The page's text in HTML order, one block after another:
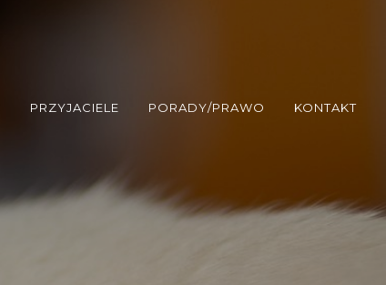
PRZYJACIELE PORADY/PRAWO KONTAKT